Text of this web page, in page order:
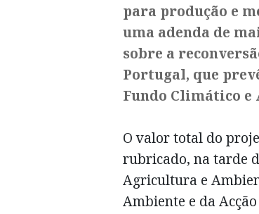
para produção e
uma adenda de
sobre a
Portugal, que
Fundo Climático e
O valor total do
rubricado, na tarde
Agricultura e
Ambiente e da